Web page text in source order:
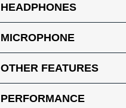
HEADPHONES
MICROPHONE
OTHER FEATURES
PERFORMANCE